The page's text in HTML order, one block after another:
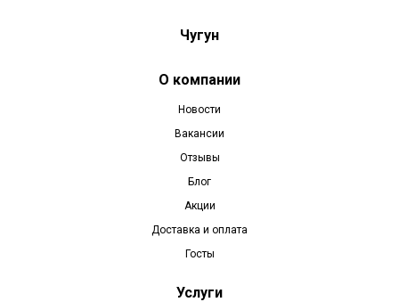
Чугун
О компании
Новости
Вакансии
Отзывы
Блог
Акции
Доставка и оплата
Госты
Услуги